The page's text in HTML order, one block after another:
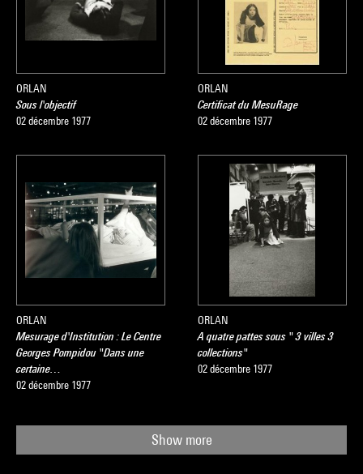
ORLAN
Sous l'objectif
02 décembre 1977
ORLAN
Certificat du MesuRage
02 décembre 1977
ORLAN
Mesurage d'Institution : Le Centre
Georges Pompidou "Dans une
certaine…
02 décembre 1977
ORLAN
A quatre pattes sous " 3 villes 3
collections"
02 décembre 1977
Show more